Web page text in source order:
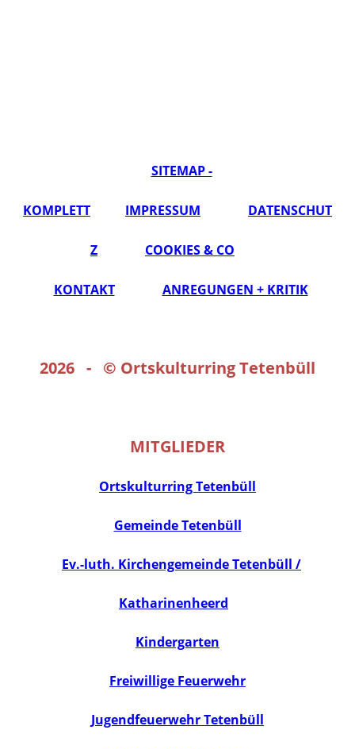
SITEMAP -
KOMPLETT IMPRESSUM DATENSCHUT
Z COOKIES & CO
KONTAKT ANREGUNGEN + KRITIK
2026 - © Ortskulturring Tetenbüll
MITGLIEDER
Ortskulturring Tetenbüll
Gemeinde Tetenbüll
Ev.-luth. Kirchengemeinde Tetenbüll /
Katharinenheerd
Kindergarten
Freiwillige Feuerwehr
Jugendfeuerwehr Tetenbüll